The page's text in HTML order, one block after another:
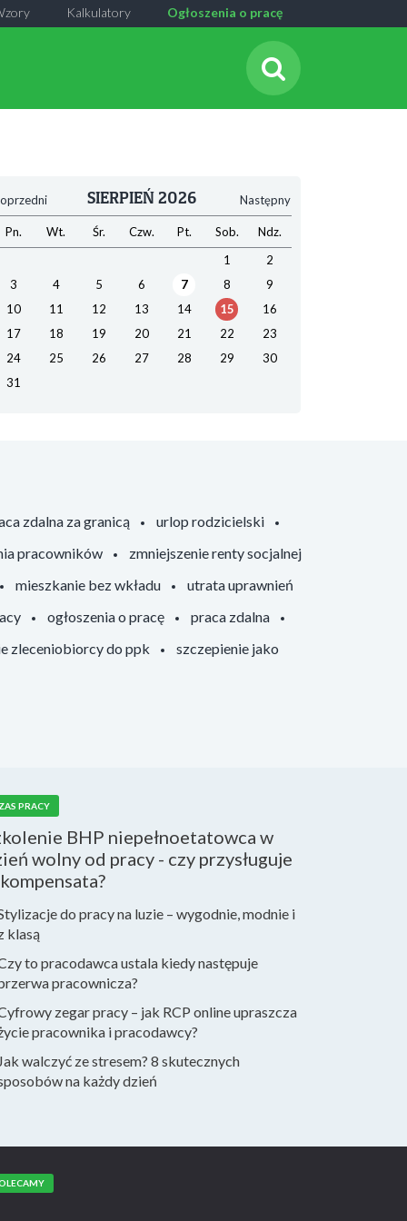
Ogłoszenia o pracę
Kalkulatory
Następny
SIERPIEŃ 2026
Pn. Wt. Śr. Czw. Pt. Sob.
Ndz.
1
2
3
4 5 6 7 8
9
10
11 12 13 14 15
16
17
18 19 20 21 22
23
24
25 26 27 28 29
30
31
zdalna za granicą
urlop rodzicielski
pracowników
zmniejszenie renty socjalnej
mieszkanie bez wkładu
utrata uprawnień
ogłoszenia o pracę
praca zdalna
zleceniobiorcy do ppk
szczepienie jako
PRACY
BHP niepełnoetatowca w
wolny od pracy - czy przysługuje
do pracy na luzie – wygodnie, modnie i
klasą
to pracodawca ustala kiedy następuje
pracownicza?
zegar pracy – jak RCP online upraszcza
pracownika i pracodawcy?
walczyć ze stresem? 8 skutecznych
na każdy dzień